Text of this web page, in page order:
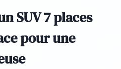
SUV 7 places
pour une